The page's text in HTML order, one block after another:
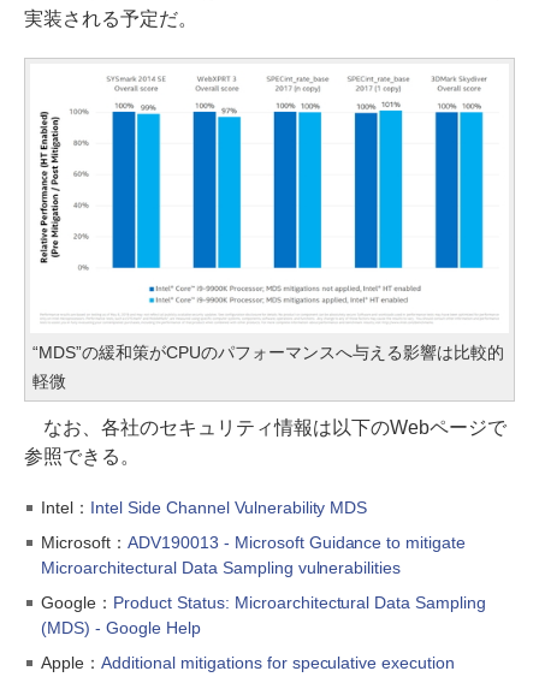
実装される予定だ。
“MDS”の緩和策がCPUのパフォーマンスへ与える影響は比較的
軽微
なお、各社のセキュリティ情報は以下のWebページで
参照できる。
Intel： Intel Side Channel Vulnerability MDS
Microsoft： ADV190013 - Microsoft Guidance to mitigate
Microarchitectural Data Sampling vulnerabilities
Google： Product Status: Microarchitectural Data Sampling
(MDS) - Google Help
Apple： Additional mitigations for speculative execution